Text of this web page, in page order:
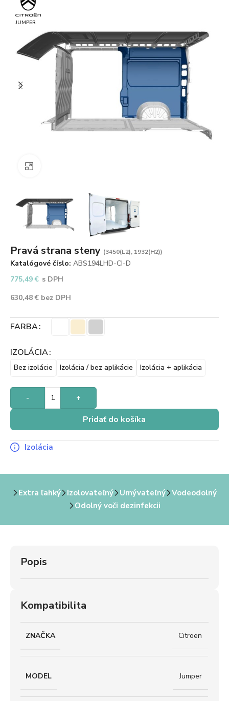
JUMPER
Pravá strana steny (3450(L2), 1932(H2))
Katalógové číslo: ABS194LHD-CI-D
775,49€ s DPH
630,48€ bez DPH
FARBA
IZOLÁCIA
Bez izolácie Izolácia / bez aplikácie Izolácia + aplikácia
- +
Pridať do košíka
Izolácia
Extra ľahký Izolovateľný Umývateľný
Vodeodolný
Odolný voči dezinfekcii
Popis
Kompatibilita
ZNAČKA Citroen
MODEL Jumper